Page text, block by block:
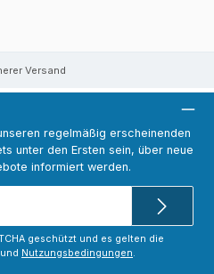
Versand
regelmäßig erscheinenden
unter den Ersten sein, über neue
informiert werden.
geschützt und es gelten die
und Nutzungsbedingungen.